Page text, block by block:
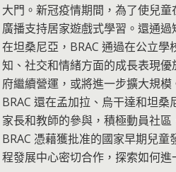
大門。新冠疫情期間，為了使兒
廣播支持居家遊戲式學習。還通
在坦桑尼亞，BRAC 通過在公立
知、社交和情緒方面的成長表現
府繼續營運，或將進一步擴大規模
BRAC 還在孟加拉、烏干達和坦
家長和教師的參與，積極動員社區
BRAC 憑藉獲批准的國家早期兒
程發展中心密切合作，探索如何進